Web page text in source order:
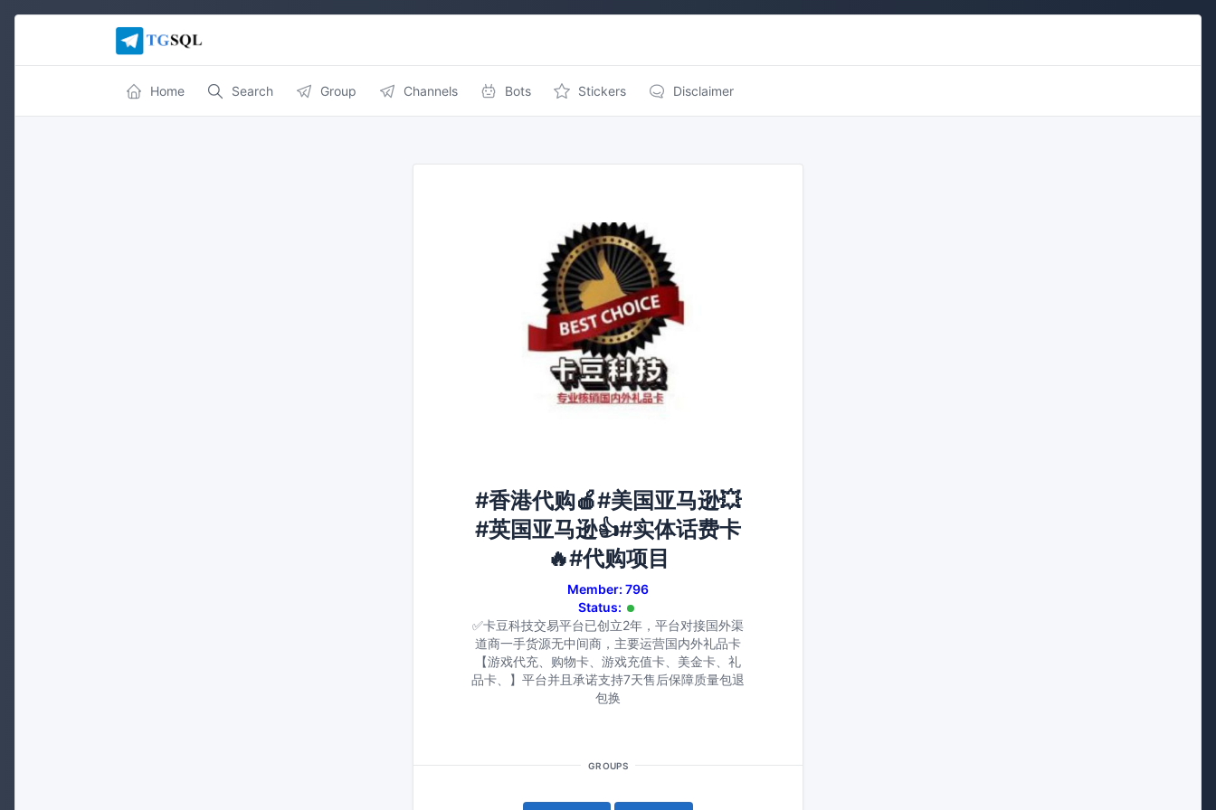
Home Search Group Channels Bots Stickers Disclaimer
#香港代购🍎#美国亚马逊💥
#英国亚马逊👍#实体话费卡
🔥#代购项目
Member: 796
Status:
✅卡豆科技交易平台已创立2年，平台对接国外渠
道商一手货源无中间商，主要运营国内外礼品卡
【游戏代充、购物卡、游戏充值卡、美金卡、礼
品卡、】平台并且承诺支持7天售后保障质量包退
包换
GROUPS